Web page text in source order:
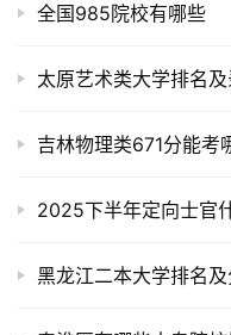
全国985院校有哪些
太原艺术类大学排名
吉林物理类671分能考
2025下半年定向士官
黑龙江二本大学排名